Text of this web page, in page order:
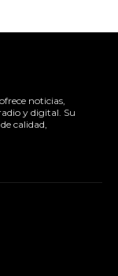
noticias,
y digital. Su
calidad,